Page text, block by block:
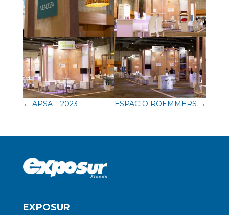
← APSA – 2023 ESPACIO ROEMMERS →
EXPOSUR